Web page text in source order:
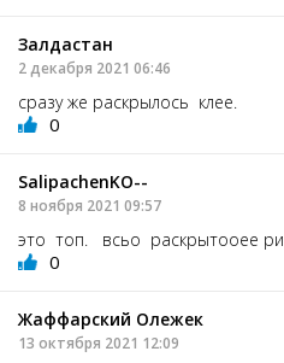
Залдастан
2 декабря 2021 06:46
сразу же раскрылось клее.
0
SalipachenKO--
8 ноября 2021 09:57
это топ. всьо раскрытооее
0
Жаффарский Олежек
13 октября 2021 12:09